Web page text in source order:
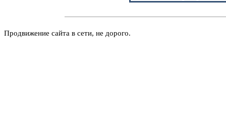
Продвижение сайта в сети, не дорого.